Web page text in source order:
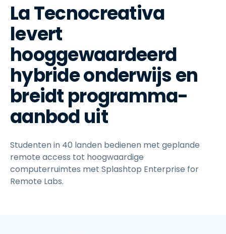
La Tecnocreativa
levert
hooggewaardeerd
hybride onderwijs en
breidt programma-
aanbod uit
Studenten in 40 landen bedienen met geplande
remote access tot hoogwaardige
computerruimtes met Splashtop Enterprise for
Remote Labs.